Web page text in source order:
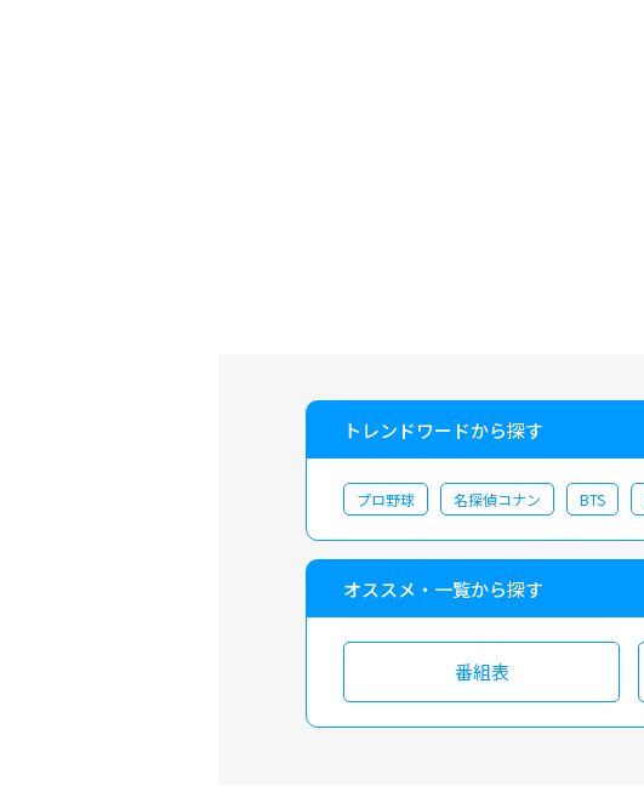
トレンドワードから探す
プロ野球 名探偵コナン BTS
オススメ・一覧から探す
番組表